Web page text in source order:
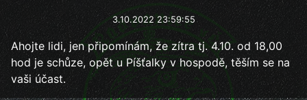
3.10.2022 23:59:55
Ahojte lidi, jen připomínám, že zítra tj. 4.10. od 18,00
hod je schůze, opět u Píšťalky v hospodě, těším se na
vaši účast.